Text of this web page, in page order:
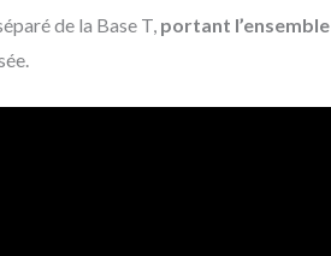
de la Base T, portant l’ensemble